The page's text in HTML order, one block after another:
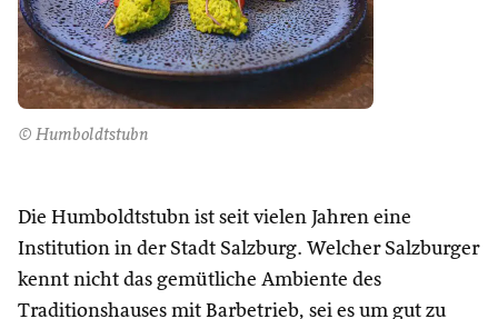
© Humboldtstubn
Die Humboldtstubn ist seit vielen Jahren eine
Institution in der Stadt Salzburg. Welcher Salzburger
kennt nicht das gemütliche Ambiente des
Traditionshauses mit Barbetrieb, sei es um gut zu